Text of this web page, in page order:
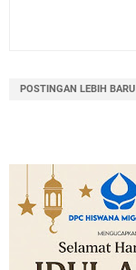
POSTINGAN LEBIH BARU